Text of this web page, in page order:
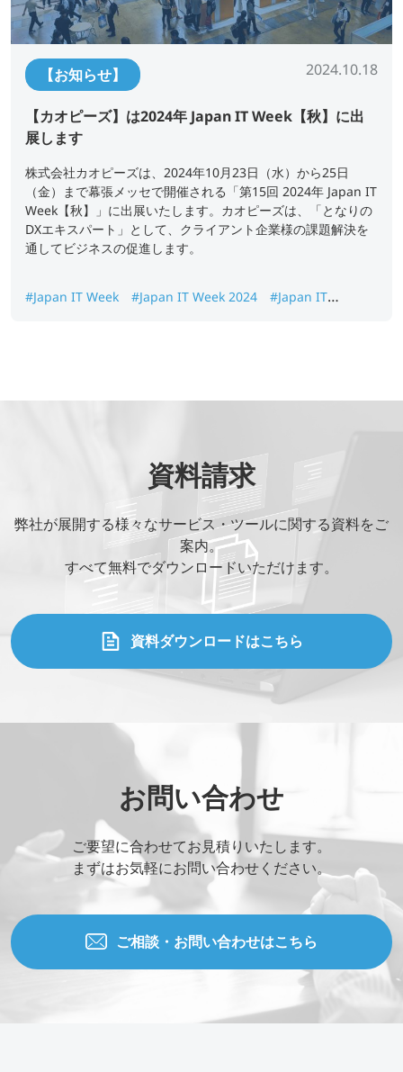
【お知らせ】 2024.10.18
【カオピーズ】は2024年 Japan IT Week【秋】に出
展します
株式会社カオピーズは、2024年10月23日（水）から25日
（金）まで幕張メッセで開催される「第15回 2024年 Japan IT
Week【秋】」に出展いたします。カオピーズは、「となりの
DXエキスパート」として、クライアント企業様の課題解決を
通してビジネスの促進します。
#Japan IT Week #Japan IT Week 2024
#Japan IT
資料請求
弊社が展開する様々なサービス・ツールに関する資料をご
案内。
すべて無料でダウンロードいただけます。
資料ダウンロードはこちら
お問い合わせ
ご要望に合わせてお見積りいたします。
まずはお気軽にお問い合わせください。
ご相談・お問い合わせはこちら